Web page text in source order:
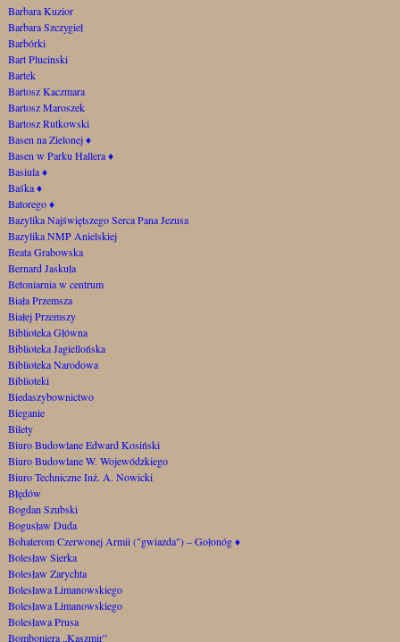
Barbara Kuzior
Barbara Szczygieł
Barbórki
Bart Plucinski
Bartek
Bartosz Kaczmara
Bartosz Maroszek
Bartosz Rutkowski
Basen na Zielonej♦
Basen w Parku Hallera♦
Basiula♦
Baśka♦
Batorego♦
Bazylika Najświętszego Serca Pana Jezusa
Bazylika NMP Anielskiej
Beata Grabowska
Bernard Jaskuła
Betoniarnia w centrum
Biała Przemsza
Białej Przemszy
Biblioteka Główna
Biblioteka Jagiellońska
Biblioteka Narodowa
Biblioteki
Biedaszybownictwo
Bieganie
Bilety
Biuro Budowlane Edward Kosiński
Biuro Budowlane W. Wojewódzkiego
Biuro Techniczne Inż. A. Nowicki
Błędów
Bogdan Szubski
Bogusław Duda
Bohaterom Czerwonej Armii ("gwiazda") – Gołonóg♦
Bolesław Sierka
Bolesław Zarychta
Bolesława Limanowskiego
Bolesława Limanowskiego
Bolesława Prusa
Bomboniera „Kaszmir”